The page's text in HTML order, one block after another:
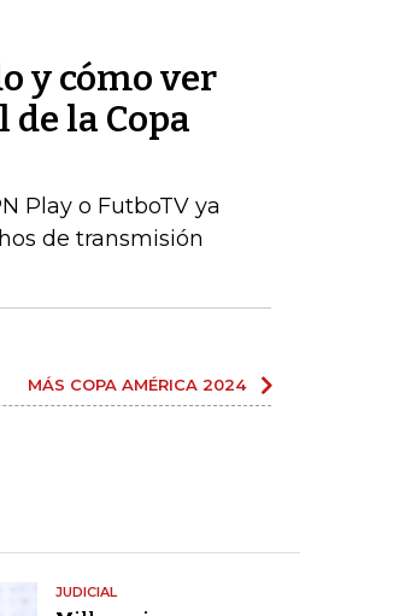
y cómo ver
la Copa
Play o FutboTV ya
de transmisión
MÁS COPA AMÉRICA 2024
JUDICIAL